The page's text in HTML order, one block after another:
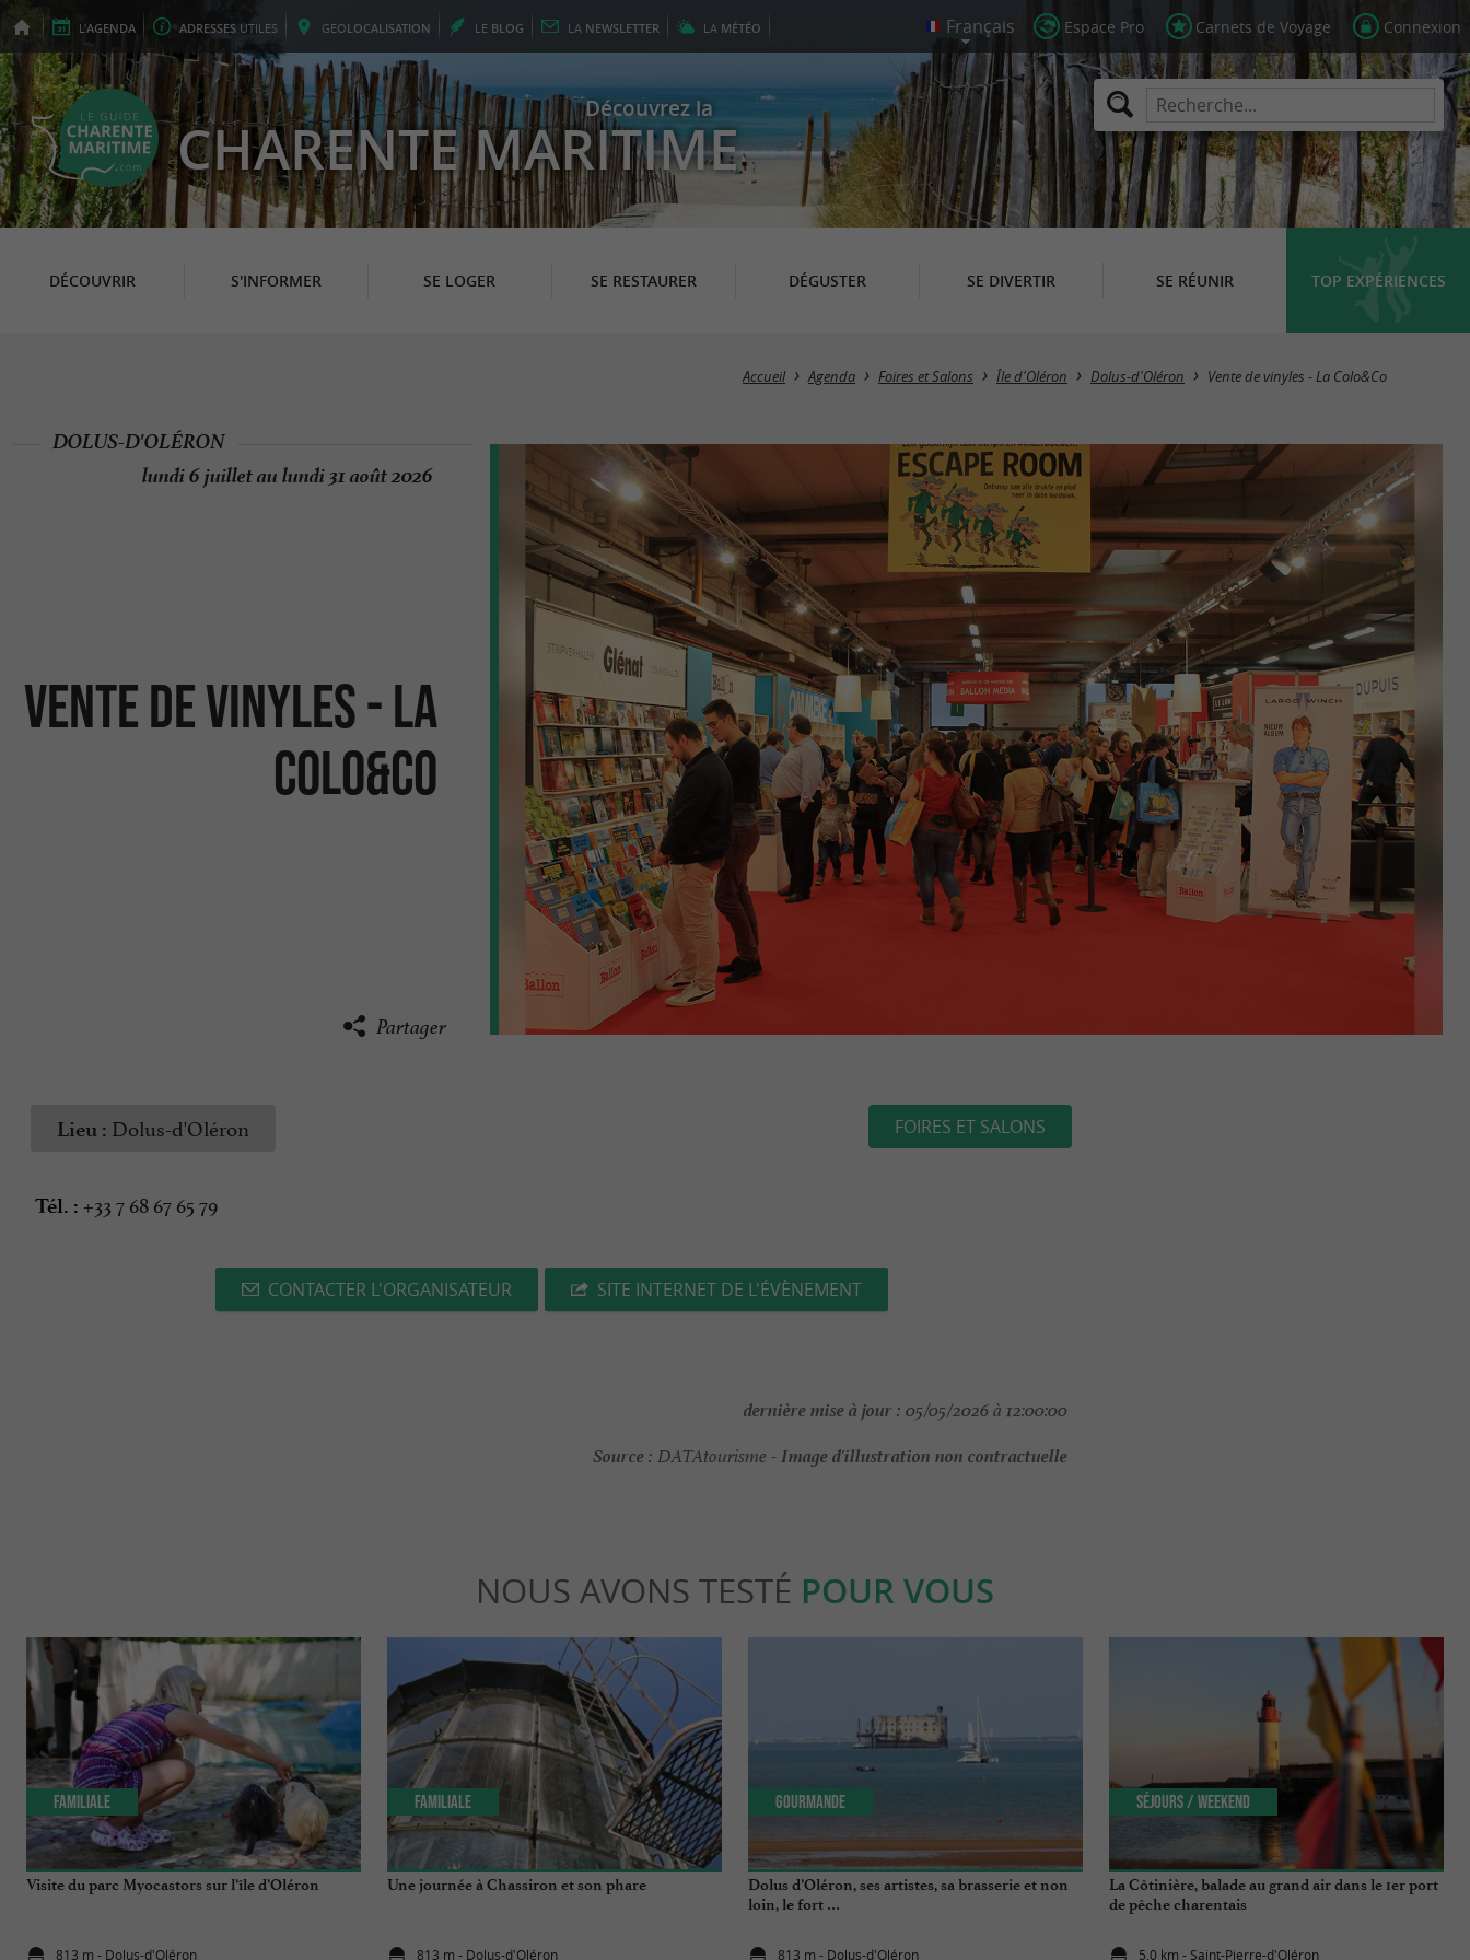
L'AGENDA ADRESSES UTILES GEOLOCALISATION LE BLOG LA NEWSLETTER LA MÉTÉO Espace Pro Carnets de Voyage Connexion
Découvrez la
CHARENTE MARITIME
DÉCOUVRIR S'INFORMER SE LOGER SE RESTAURER DÉGUSTER SE DIVERTIR SE RÉUNIR TOP EXPÉRIENCES
Accueil Agenda Foires et Salons Île d'Oléron Dolus-d'Oléron Vente de vinyles - La Colo&Co
Vente de vinyles - La
Colo&Co
DOLUS-D'OLÉRON
lundi 6 juillet au lundi 31 août 2026
Partager
Lieu : Dolus-d'Oléron FOIRES ET SALONS
Tél. : +33 7 68 67 65 79
CONTACTER L'ORGANISATEUR SITE INTERNET DE L'ÉVÈNEMENT
dernière mise à jour : 05/05/2026 à 12:00:00
Source : DATAtourisme -Image d'illustration non contractuelle
NOUS AVONS TESTÉ POUR VOUS
Visite du parc Myocastors sur l’île d’Oléron
813 m - Dolus-d'Oléron
Familiale
Une journée à Chassiron et son phare
813 m - Dolus-d'Oléron
Familiale
Dolus d’Oléron, ses artistes, sa brasserie et non
loin, le fort …
813 m - Dolus-d'Oléron
Gourmande
La Côtinière, balade au grand air dans le 1er port
de pêche charentais
5,0 km - Saint-Pierre-d'Oléron
Séjours / Weekend